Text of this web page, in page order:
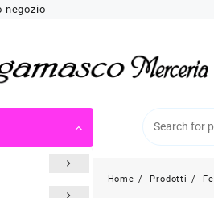
negozio
Home Prodotti